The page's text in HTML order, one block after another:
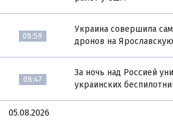
08:59
Украина совершила
дронов на
08:47
За ночь над Россией
украинских
05.08.2026